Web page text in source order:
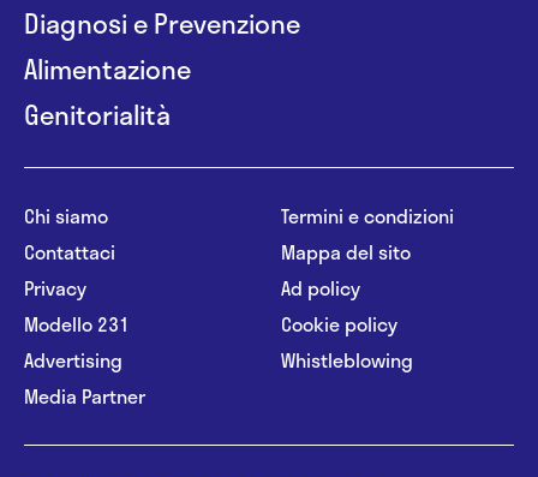
Diagnosi e Prevenzione
Alimentazione
Genitorialità
Chi siamo
Contattaci
Privacy
Modello 231
Advertising
Media Partner
Termini e condizioni
Mappa del sito
Ad policy
Cookie policy
Whistleblowing